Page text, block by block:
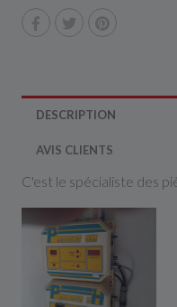
DESCRIPTION
AVIS CLIENTS
C'est le spécialiste des